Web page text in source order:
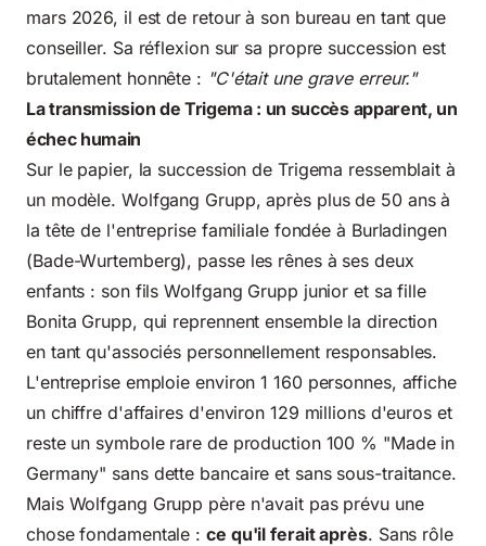
mars 2026, il est de retour à son bureau en tant que
conseiller. Sa réflexion sur sa propre succession est
brutalement honnête : "C'était une grave erreur."
La transmission de Trigema : un succès apparent, un
échec humain
Sur le papier, la succession de Trigema ressemblait à
un modèle. Wolfgang Grupp, après plus de 50 ans à
la tête de l'entreprise familiale fondée à Burladingen
(Bade-Wurtemberg), passe les rênes à ses deux
enfants : son fils Wolfgang Grupp junior et sa fille
Bonita Grupp, qui reprennent ensemble la direction
en tant qu'associés personnellement responsables.
L'entreprise emploie environ 1 160 personnes, affiche
un chiffre d'affaires d'environ 129 millions d'euros et
reste un symbole rare de production 100 % "Made in
Germany" sans dette bancaire et sans sous-traitance.
Mais Wolfgang Grupp père n'avait pas prévu une
chose fondamentale : ce qu'il ferait après. Sans rôle